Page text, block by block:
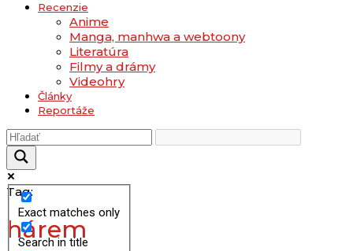
Recenzie
Anime
Manga, manhwa a webtoony
Literatúra
Filmy a drámy
Videohry
Články
Reportáže
Exact matches only
Search in title
Tag:
hárem